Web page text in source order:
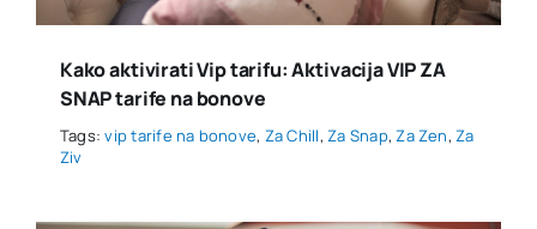
Kako aktivirati Vip tarifu: Aktivacija VIP ZA
SNAP tarife na bonove
Tags:vip tarife na bonove, Za Chill,Za Snap,Za Zen,Za
Ziv